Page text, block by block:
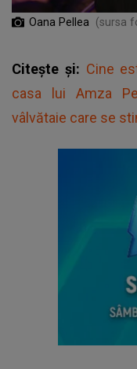
Oana Pellea (sursa
Citește și: Cine
casa lui Amza
vâlvătaie care se